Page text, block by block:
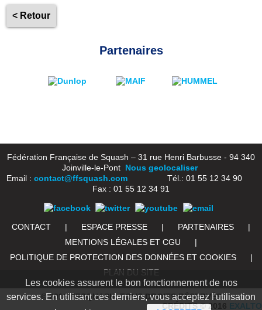
< Retour
Partenaires
Fédération Française de Squash – 31 rue Henri Barbusse - 94 340
Joinville-le-Pont Nous geolocaliser
Email : contact@ffsquash.comTél.: 01 55 12 34 90
Fax : 01 55 12 34 91
CONTACT | ESPACE PRESSE | PARTENAIRES
|
MENTIONS LÉGALES ET CGU
|
POLITIQUE DE PROTECTION DES DONNÉES ET COOKIES
|
PLAN DU SITE
© 2016 FFSQUASH. TOUS DROITS RÉSERVÉS
CRÉDITS © 2016 EXALTO
Les cookies assurent le bon fonctionnement de nos
services. En utilisant ces derniers, vous acceptez l'utilisation